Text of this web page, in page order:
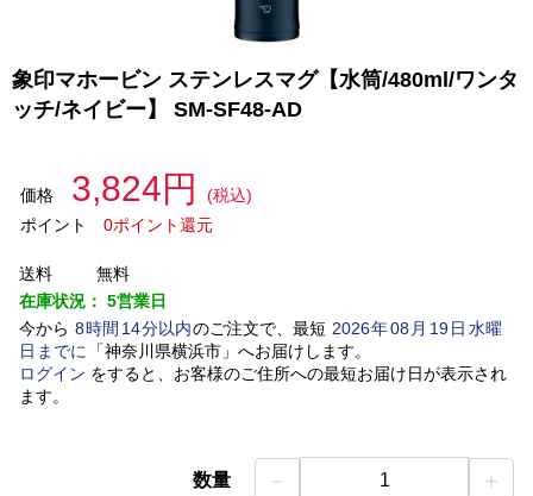
象印マホービン ステンレスマグ【水筒/480ml/ワンタ
ッチ/ネイビー】 SM-SF48-AD
価格 3,824円
(税込)
ポイント
0ポイント還元
送料
無料
在庫状況： 5営業日
今から 8時間 14分以内のご注文で、最短 2026年08 月 19日水曜
日 までに 「神奈川県横浜市」 へお届けします。
ログイン をすると、お客様のご住所への最短お届け日が表示され
ます。
数量 － 1 ＋